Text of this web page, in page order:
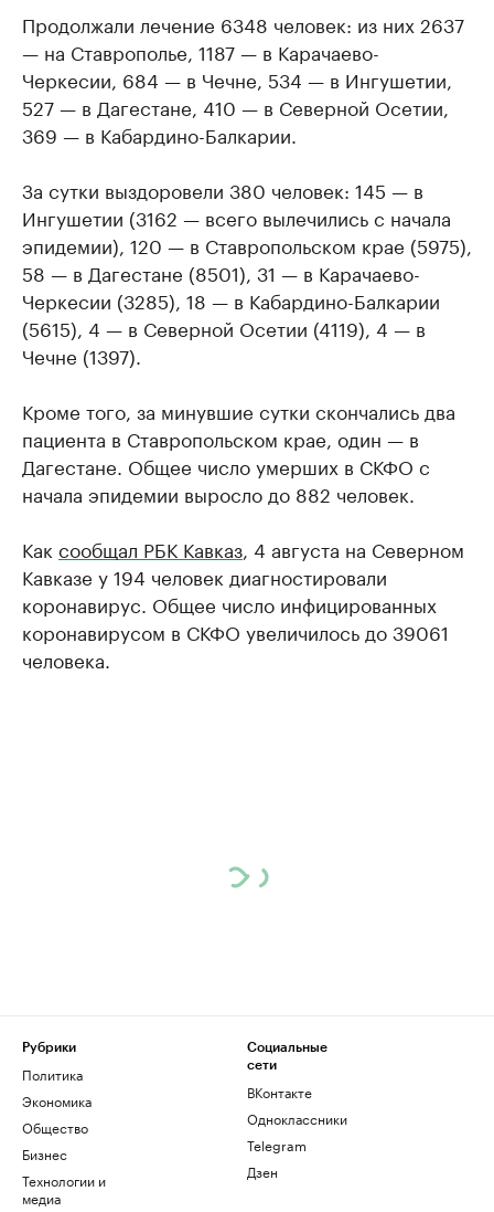
Продолжали лечение 6348 человек: из них 2637
— на Ставрополье, 1187 — в Карачаево-
Черкесии, 684 — в Чечне, 534 — в Ингушетии,
527 — в Дагестане, 410 — в Северной Осетии,
369 — в Кабардино-Балкарии.
За сутки выздоровели 380 человек: 145 — в
Ингушетии (3162 — всего вылечились с начала
эпидемии), 120 — в Ставропольском крае (5975),
58 — в Дагестане (8501), 31 — в Карачаево-
Черкесии (3285), 18 — в Кабардино-Балкарии
(5615), 4 — в Северной Осетии (4119), 4 — в
Чечне (1397).
Кроме того, за минувшие сутки скончались два
пациента в Ставропольском крае, один — в
Дагестане. Общее число умерших в СКФО с
начала эпидемии выросло до 882 человек.
Как сообщал РБК Кавказ, 4 августа на Северном
Кавказе у 194 человек диагностировали
коронавирус. Общее число инфицированных
коронавирусом в СКФО увеличилось до 39061
человека.
Рубрики
Политика
Экономика
Общество
Бизнес
Технологии и
медиа
Социальные
сети
ВКонтакте
Одноклассники
Telegram
Дзен